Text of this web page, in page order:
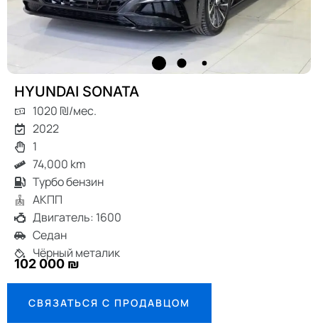
HYUNDAI SONATA
1020 ₪/мес.
2022
1
74,000 km
Турбо бензин
АКПП
Двигатель: 1600
Седан
Чёрный металик
102 000 ₪
СВЯЗАТЬСЯ С ПРОДАВЦОМ